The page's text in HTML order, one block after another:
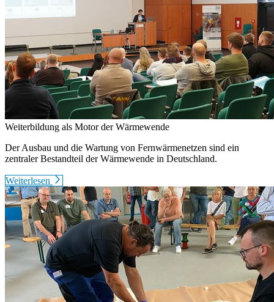
Weiterbildung als Motor der Wärmewende
Der Ausbau und die Wartung von Fernwärmenetzen sind ein
zentraler Bestandteil der Wärmewende in Deutschland.
Weiterlesen